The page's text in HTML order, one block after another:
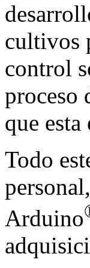
cultivos
control
proceso
que
Todo
Arduino